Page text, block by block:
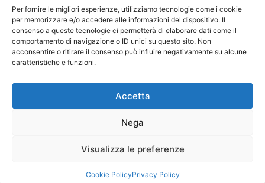
Per fornire le migliori esperienze, utilizziamo tecnologie come i cookie
per memorizzare e/o accedere alle informazioni del dispositivo. Il
consenso a queste tecnologie ci permetterà di elaborare dati come il
comportamento di navigazione o ID unici su questo sito. Non
acconsentire o ritirare il consenso può influire negativamente su alcune
caratteristiche e funzioni.
Accetta
Nega
Visualizza le preferenze
Cookie PolicyPrivacy Policy
SCARICA LA SCHEDA TECNICA
DOWNLOAD THE DATA SHEET